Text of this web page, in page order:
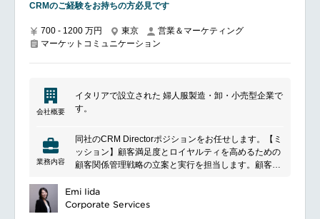
CRMのご経験をお持ちの方必見です
700 - 1200 万円 東京
営業＆マーケティング
マーケットコミュニケーション
会社概要
イタリアで設立された 婦人服製造・卸・小売型企業で
す。
業務内容
同社のCRM Directorポジションをお任せします。【ミ
ッション】顧客満足度とロイヤルティを高めるための
顧客関係管理戦略の立案と実行を担当します。顧客行
められます。すべてのイニシアチブが効果的、効率
的、予算内で実行されるよう、専門家のチームを管理
Emi Iida
Corporate Services